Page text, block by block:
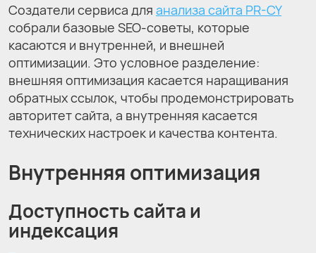
Создатели сервиса для анализа сайта PR-CY
собрали базовые SEO-советы, которые
касаются и внутренней, и внешней
оптимизации. Это условное разделение:
внешняя оптимизация касается наращивания
обратных ссылок, чтобы продемонстрировать
авторитет сайта, а внутренняя касается
технических настроек и качества контента.
Внутренняя оптимизация
Доступность сайта и
индексация